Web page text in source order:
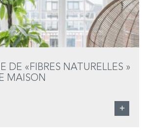
DE «FIBRES NATURELLES »
MAISON
+